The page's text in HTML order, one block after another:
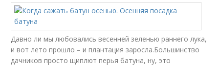
Давно ли мы любовались весенней зеленью раннего лука,
и вот лето прошло – и плантация заросла.Большинство
дачников просто щиплют перья батуна, ну, это